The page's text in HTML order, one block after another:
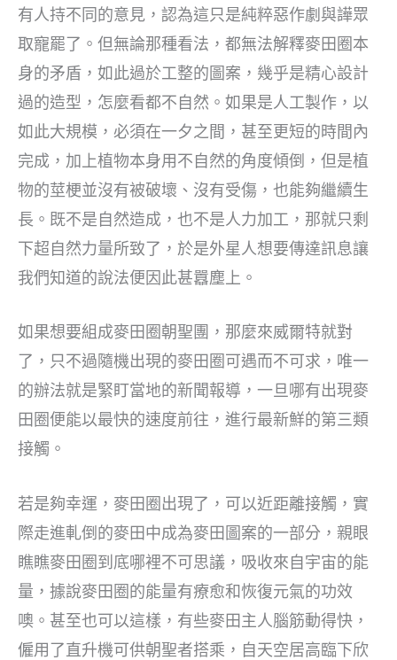
有人持不同的意見，認為這只是純粹惡作劇與譁眾
取寵罷了。但無論那種看法，都無法解釋麥田圈本
身的矛盾，如此過於工整的圖案，幾乎是精心設計
過的造型，怎麼看都不自然。如果是人工製作，以
如此大規模，必須在一夕之間，甚至更短的時間內
完成，加上植物本身用不自然的角度傾倒，但是植
物的莖梗並沒有被破壞、沒有受傷，也能夠繼續生
長。既不是自然造成，也不是人力加工，那就只剩
下超自然力量所致了，於是外星人想要傳達訊息讓
我們知道的說法便因此甚囂塵上。
如果想要組成麥田圈朝聖團，那麼來威爾特就對
了，只不過隨機出現的麥田圈可遇而不可求，唯一
的辦法就是緊盯當地的新聞報導，一旦哪有出現麥
田圈便能以最快的速度前往，進行最新鮮的第三類
接觸。
若是夠幸運，麥田圈出現了，可以近距離接觸，實
際走進軋倒的麥田中成為麥田圖案的一部分，親眼
瞧瞧麥田圈到底哪裡不可思議，吸收來自宇宙的能
量，據說麥田圈的能量有療愈和恢復元氣的功效
噢。甚至也可以這樣，有些麥田主人腦筋動得快，
僱用了直升機可供朝聖者搭乘，自天空居高臨下欣